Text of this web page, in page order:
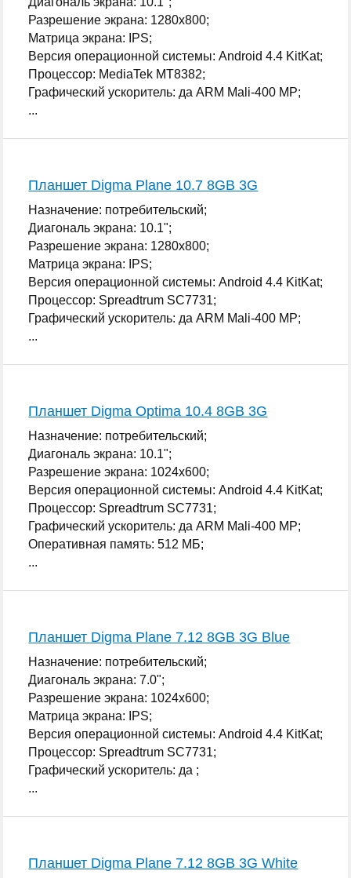
Разрешение экрана: 1280x800;
Матрица экрана: IPS;
Версия операционной системы: Android 4.4 KitKat;
Процессор: MediaTek MT8382;
Графический ускоритель: да ARM Mali-400 MP;
...
Планшет Digma Plane 10.7 8GB 3G
Назначение: потребительский;
Диагональ экрана: 10.1";
Разрешение экрана: 1280x800;
Матрица экрана: IPS;
Версия операционной системы: Android 4.4 KitKat;
Процессор: Spreadtrum SC7731;
Графический ускоритель: да ARM Mali-400 MP;
...
Планшет Digma Optima 10.4 8GB 3G
Назначение: потребительский;
Диагональ экрана: 10.1";
Разрешение экрана: 1024x600;
Версия операционной системы: Android 4.4 KitKat;
Процессор: Spreadtrum SC7731;
Графический ускоритель: да ARM Mali-400 MP;
Оперативная память: 512 МБ;
...
Планшет Digma Plane 7.12 8GB 3G Blue
Назначение: потребительский;
Диагональ экрана: 7.0";
Разрешение экрана: 1024x600;
Матрица экрана: IPS;
Версия операционной системы: Android 4.4 KitKat;
Процессор: Spreadtrum SC7731;
Графический ускоритель: да ;
...
Планшет Digma Plane 7.12 8GB 3G White